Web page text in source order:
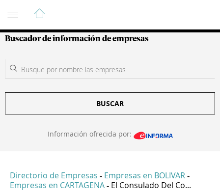
Guía de Empresas Colombianas
Buscador de información de empresas
BUSCAR
Información ofrecida por:
Directorio de Empresas - Empresas en BOLIVAR -
Empresas en CARTAGENA - El Consulado Del Co...